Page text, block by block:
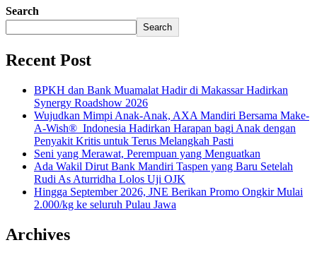
Search
Search
Recent Post
BPKH dan Bank Muamalat Hadir di Makassar Hadirkan
Synergy Roadshow 2026
Wujudkan Mimpi Anak-Anak, AXA Mandiri Bersama Make-
A-Wish® Indonesia Hadirkan Harapan bagi Anak dengan
Penyakit Kritis untuk Terus Melangkah Pasti
Seni yang Merawat, Perempuan yang Menguatkan
Ada Wakil Dirut Bank Mandiri Taspen yang Baru Setelah
Rudi As Aturridha Lolos Uji OJK
Hingga September 2026, JNE Berikan Promo Ongkir Mulai
2.000/kg ke seluruh Pulau Jawa
Archives